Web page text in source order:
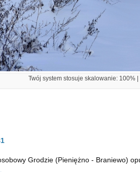
Twój system stosuje skalowanie: 100%
Grodzie (Pieniężno - Braniewo)